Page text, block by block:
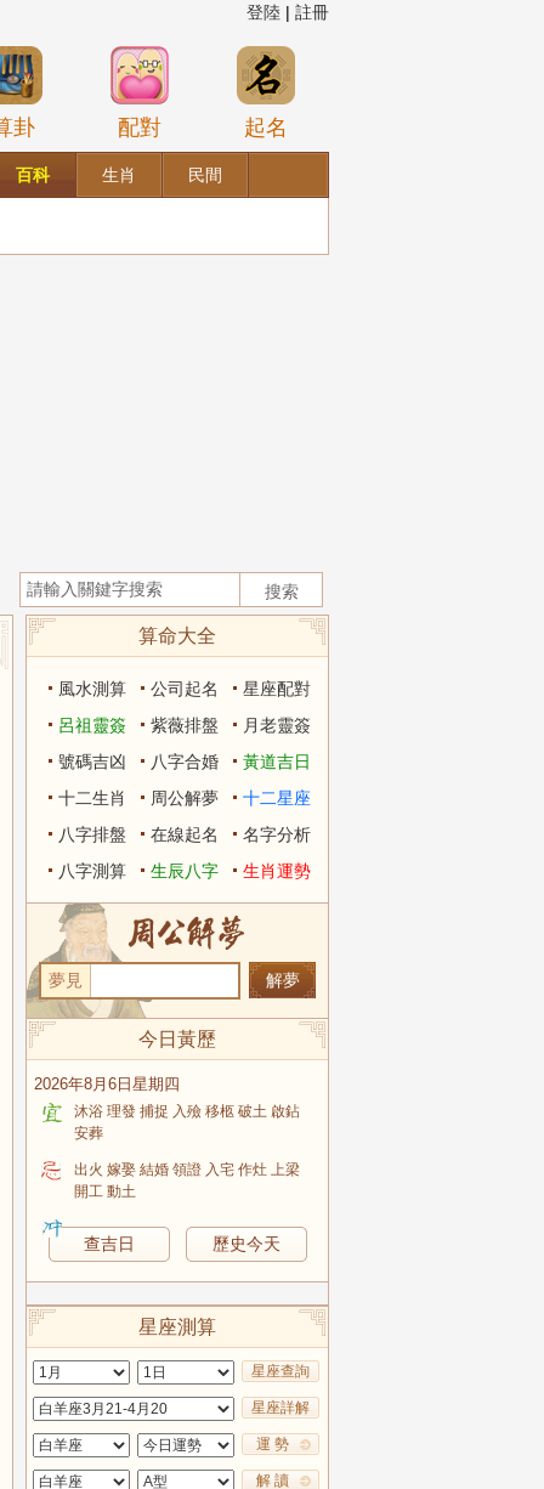
登陸 | 註冊
卦 配對 起名
百科 生肖 民間
算命大全
風水測算 公司起名
星座配對
呂祖靈簽
紫薇排盤
月老靈簽
號碼吉凶
八字合婚
黃道吉日
十二生肖
周公解夢
十二星座
八字排盤
在線起名
名字分析
八字測算
生辰八字 生肖運勢
夢見
今日黃歷
2026年8月6日星期四
沐浴 理發 捕捉 入殮 移柩 破土 啟鉆
安葬
出火 嫁娶 結婚 領證 入宅 作灶 上梁
開工 動土
查吉日 歷史今天
星座測算
星座查詢
星座詳解
運 勢
解 讀